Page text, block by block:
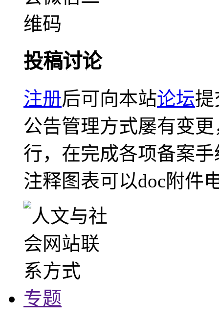
投稿讨论
注册后可向本站论坛提
公告管理方式屡有变
行，在完成各项备案
注释图表可以doc附件
专题